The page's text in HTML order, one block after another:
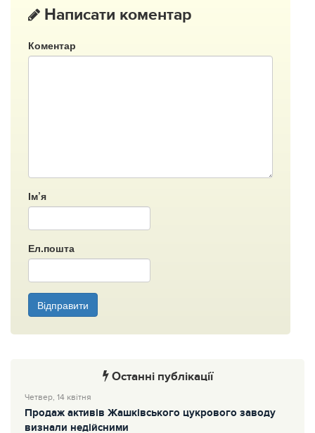
Написати коментар
Коментар
Ім’я
Ел.пошта
Відправити
Останні публікації
Четвер, 14 квітня
Продаж активів Жашківського цукрового заводу
визнали недійсними